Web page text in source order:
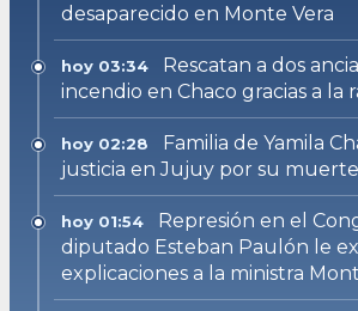
desaparecido en Monte Vera
hoy 03:34
Rescatan a dos
incendio en Chaco gracias a la
hoy 02:28
Familia de Yamila
justicia en Jujuy por su muerte
hoy 01:54
Represión en el
diputado Esteban Paulón le
explicaciones a la ministra